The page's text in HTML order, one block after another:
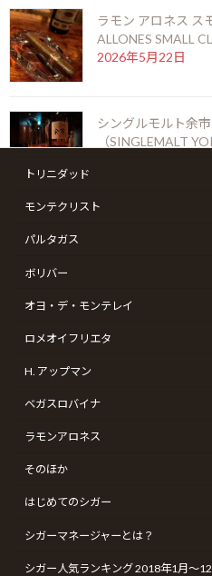
熟成シガーをお楽しみください。
F
ac
e
b
o
o
k
X Li
n
M
es
n
g
C
y
シガーを愉しむ
コイーバ
トリニダッド
モンテクリスト
パルタガス
ボリバー
オヨ・デ・モンテレイ
ロメオイフリエタ
H. アップマン
ベガスロバイナ
ラモンアロネス
そのほか
はじめてのシガー
シガーマネージャーとは？
シガー人気ランキング 2018年1月〜
ラモン アロネス ス
ALLONES SMALL
2026年5月22日
シングルモルト余
（SINGLEMALT
Lancero）
ザ・エッセンス・